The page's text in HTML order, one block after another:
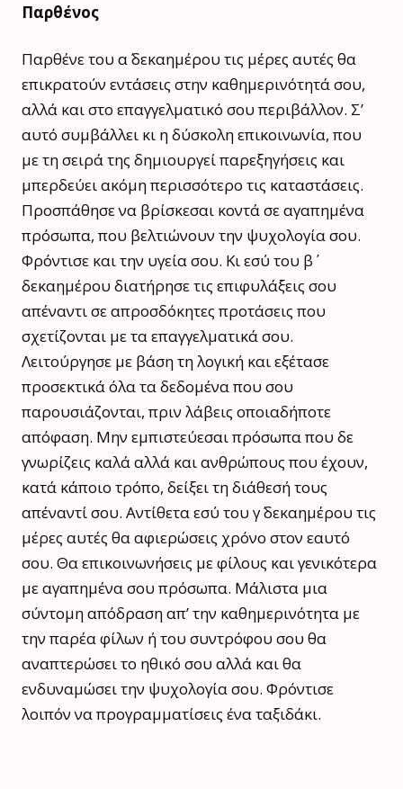
Παρθένος
Παρθένε του α΄ δεκαημέρου τις μέρες αυτές θα
επικρατούν εντάσεις στην καθημερινότητά σου,
αλλά και στο επαγγελματικό σου περιβάλλον. Σ’
αυτό συμβάλλει κι η δύσκολη επικοινωνία, που
με τη σειρά της δημιουργεί παρεξηγήσεις και
μπερδεύει ακόμη περισσότερο τις καταστάσεις.
Προσπάθησε να βρίσκεσαι κοντά σε αγαπημένα
πρόσωπα, που βελτιώνουν την ψυχολογία σου.
Φρόντισε και την υγεία σου. Κι εσύ του β΄
δεκαημέρου διατήρησε τις επιφυλάξεις σου
απέναντι σε απροσδόκητες προτάσεις που
σχετίζονται με τα επαγγελματικά σου.
Λειτούργησε με βάση τη λογική και εξέτασε
προσεκτικά όλα τα δεδομένα που σου
παρουσιάζονται, πριν λάβεις οποιαδήποτε
απόφαση. Μην εμπιστεύεσαι πρόσωπα που δε
γνωρίζεις καλά αλλά και ανθρώπους που έχουν,
κατά κάποιο τρόπο, δείξει τη διάθεσή τους
απέναντί σου. Αντίθετα εσύ του γ΄ δεκαημέρου τις
μέρες αυτές θα αφιερώσεις χρόνο στον εαυτό
σου. Θα επικοινωνήσεις με φίλους και γενικότερα
με αγαπημένα σου πρόσωπα. Μάλιστα μια
σύντομη απόδραση απ’ την καθημερινότητα με
την παρέα φίλων ή του συντρόφου σου θα
αναπτερώσει το ηθικό σου αλλά και θα
ενδυναμώσει την ψυχολογία σου. Φρόντισε
λοιπόν να προγραμματίσεις ένα ταξιδάκι.